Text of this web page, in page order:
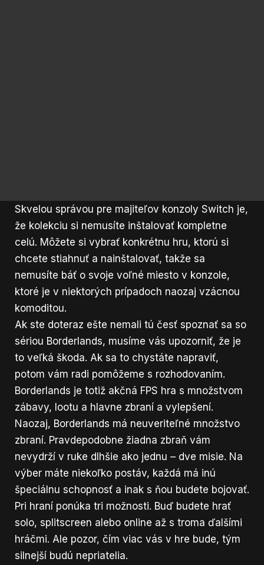
Skvelou správou pre majiteľov konzoly Switch je,
že kolekciu si nemusíte inštalovať kompletne
celú. Môžete si vybrať konkrétnu hru, ktorú si
chcete stiahnuť a nainštalovať, takže sa
nemusíte báť o svoje voľné miesto v konzole,
ktoré je v niektorých prípadoch naozaj vzácnou
komoditou.
Ak ste doteraz ešte nemali tú česť spoznať sa so
sériou Borderlands, musíme vás upozorniť, že je
to veľká škoda. Ak sa to chystáte napraviť,
potom vám radi pomôžeme s rozhodovaním.
Borderlands je totiž akčná FPS hra s množstvom
zábavy, lootu a hlavne zbraní a vylepšení.
Naozaj, Borderlands má neuveriteľné množstvo
zbraní. Pravdepodobne žiadna zbraň vám
nevydrží v ruke dlhšie ako jednu – dve misie. Na
výber máte niekoľko postáv, každá má inú
špeciálnu schopnosť a inak s ňou budete bojovať.
Pri hraní ponúka tri možnosti. Buď budete hrať
solo, splitscreen alebo online až s troma ďalšími
hráčmi. Ale pozor, čím viac vás v hre bude, tým
silnejší budú nepriatelia.